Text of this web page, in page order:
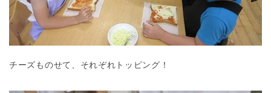
チーズものせて、それぞれトッピング！